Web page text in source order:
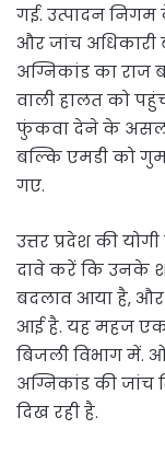
गई. उत्पादन निगम
और जांच अधिकारी
अग्निकांड का राज
वाली हालत को
फुंकवा देने के
बल्कि एमडी को
गए.
उत्तर प्रदेश की
दावे करें कि उनके
बदलाव आया है, और
आई है. यह महज एक
बिजली विभाग में.
अग्निकांड की जांच
दिख रही है.